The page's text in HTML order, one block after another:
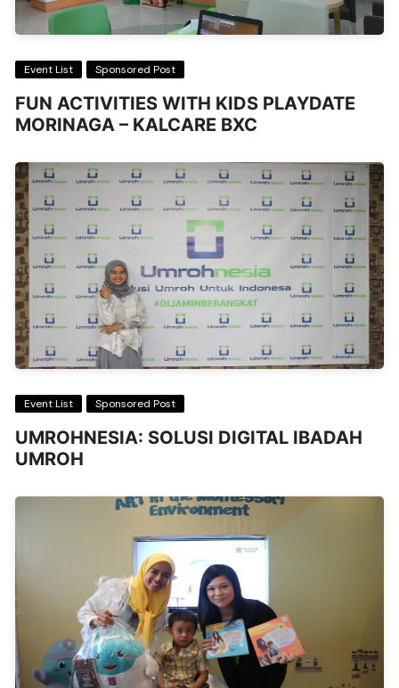
Event List Sponsored Post
FUN ACTIVITIES WITH KIDS PLAYDATE
MORINAGA – KALCARE BXC
Event List Sponsored Post
UMROHNESIA: SOLUSI DIGITAL IBADAH
UMROH